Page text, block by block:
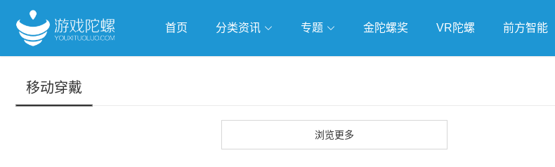
首页 分类资讯 专题 金陀螺奖 VR陀螺 前方智能
移动穿戴
浏览更多